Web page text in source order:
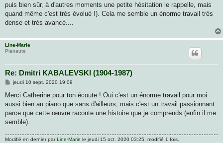
puis bien sûr, à d'autres moments une petite hésitation le rappelle, mais
quand même c'est très évolué !). Cela me semble un énorme travail très
dense et très avancé....
Line-Marie
Pianaute
Re: Dmitri KABALEVSKI (1904-1987)
M
s
a
g
jeudi 10 sept. 2020 19:09
Merci Catherine pour ton écoute ! Oui c'est un énorme travail pour moi
aussi bien au piano que sans d'ailleurs, mais c'est un travail passionnant
parce que cette œuvre raconte une histoire que je comprends (enfin il me
semble).
Modifié en dernier parLine-Marie le jeudi 15 oct. 2020 03:25, modifié 1 fois.